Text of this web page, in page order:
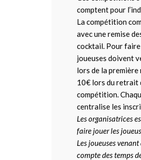
comptent pour
La compétition
avec une remise
cocktail. Pour faire
joueuses doivent
lors de la
10€ lors du retrait
compétition.
centralise les
Les organisatrices
faire jouer les
Les joueuses
compte des temps